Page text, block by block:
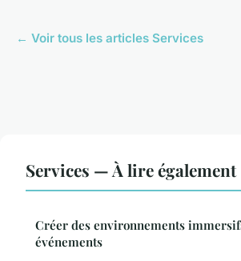
← Voir tous les articles Services
Services — À lire également
Créer des environnements
événements